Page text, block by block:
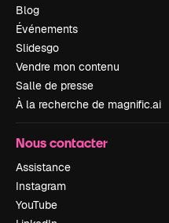
Blog
Événements
Slidesgo
Vendre mon contenu
Salle de presse
À la recherche de magnific.ai
Nous contacter
Assistance
Instagram
YouTube